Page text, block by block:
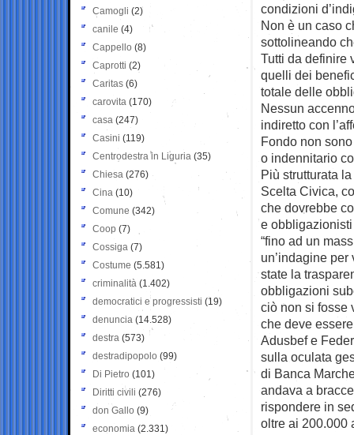
condizioni
Non è un caso
sottolineando
Tutti da definire
quelli dei
totale delle
Nessun
indiretto con
Fondo non
o indennitario
Più strutturata
Scelta Civica,
che dovrebbe
e
“fino ad un
un’indagine
state la
obbligazioni
ciò non si fosse
che deve
Adusbef e
sulla oculata
di Banca
andava a
rispondere in
oltre ai 200.000
Camogli (2)
canile (4)
Cappello (8)
Caprotti (2)
Caritas (6)
carovita (170)
casa (247)
Casini (119)
Centrodestra in Liguria (35)
Chiesa (276)
Cina (10)
Comune (342)
Coop (7)
Cossiga (7)
Costume (5.581)
criminalità (1.402)
democratici e progressisti (19)
denuncia (14.528)
destra (573)
destradipopolo (99)
Di Pietro (101)
Diritti civili (276)
don Gallo (9)
economia (2.331)